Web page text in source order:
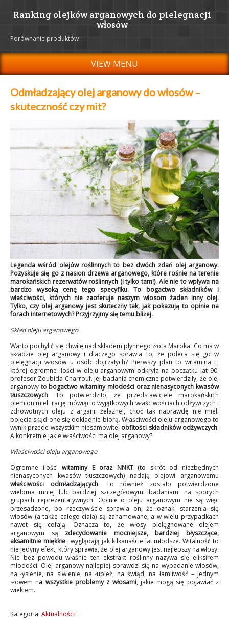
Ranking olejków arganowych do pielegnacji
włosów
Porównanie produktów
VIEW MENU
Odmładzający olej arganowy do włosów –
skuteczność czy mit?
Legenda wśród olejów roślinnych to bez dwóch zdań olej arganowy.
Pozyskuje się go z nasion drzewa arganowego, które rośnie na terenie
marokańskich rezerwatów roślinnych (i tylko tam!). Ale nie to wpływa na
bardzo wysoką cenę tego specyfiku. To bogactwo składników i
właściwości, których nie zaoferuje naszym włosom żaden inny olej.
Tylko, czy olej arganowy jest skuteczny tak, jak pokazują to opinie na
forach internetowych? Przyjrzyjmy się temu bliżej.
Skład oleju arganowego
Warto pochylić się chwilę nad składem płynnego złota Maroka. Co ma w
składzie olej arganowy i dlaczego sprawia to, że poleca się go w
pielęgnacji włosów u osób dojrzałych? Pierwszy plan to witamina E,
której ogromne ilości w oleju arganowym odkryła na początku lat 90.
profesor Zoubida Charrouf. Jej badania chemiczne potwierdziły, że olej
arganowy to bogactwo witaminy młodości oraz nienasyconych kwasów
tłuszczowych. To potwierdziło, że przedstawiciele marokańskich
plemion mieli rację mówiąc o wyjątkowych właściwościach odżywczych i
zdrowotnych oleju z arganii żelaznej, choć tak naprawdę nie mieli
pojęcia skąd one się dokładnie biorą. Właściwości oleju arganowego to
wynik przede wszystkim niesamowitej obfitości składników odżywczych.
A konkretnie jakie właściwości ma olej arganowy?
Właściwości oleju arganowego
Ogromne ilościwitaminy E oraz NNKT(to skrót od niezbędnych
nienasyconych kwasów tłuszczowych) nadają olejowi arganowemu
właściwości odmładzających. To również zostało potwierdzone
wieloma mniej lub bardziej szczegółowymi badaniami na sporych
grupach reprezentatywnych. Opinie o oleju arganowym nie są więc
przesadzone, bo rzeczywiście sprawia on, że oznaki starzenia się
włosów (a także całego ciała) są zahamowane, a w wielu przypadkach
nawet się cofają. Oznacza to, że włosy pielęgnowane olejem
arganowym są zdecydowanie mocniejsze, bardziej błyszczące,
aksamitnie miękkiei wyglądają jak kilkanaście lat młodsze. Witalność to
nie jedyny efekt, który sprawia, że olej arganowy jest najlepszy na włosy.
Nie bez powodu właśnie ten ekstrakt roślinny nazywa się eliksirem
młodości. Olej arganowy najlepiej sprawdzi się na wypadanie włosów,
na łysienie, na siwienie, na łupież, na świąd, na łamliwość – jednym
słowem na wszystkie problemy z włosami, jakie mogą się pojawiać z
wiekiem.
Kategoria: Aktualności